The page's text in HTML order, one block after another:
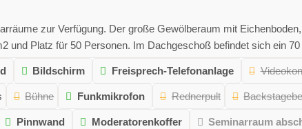
zur Verfügung. Der große Gewölberaum mit
und Platz für 50 Personen. Im Dachgeschoß befindet sich ein
Bildschirm Freisprech-Telefonanlage
Bühne Funkmikrofon Rednerpult
Pinnwand Moderatorenkoffer Seminarraum